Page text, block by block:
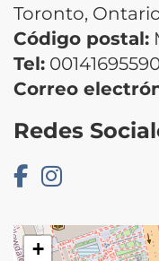
Toronto,
Código postal:
Tel:
Correo
Redes
+